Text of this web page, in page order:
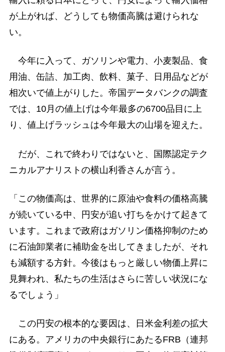
が上がれば、どうしても物価高騰は避けられな
い。
今年に入って、ガソリンや電力、小麦製品、食
用油、缶詰、加工肉、飲料、菓子、日用品などが
相次いで値上がりした。帝国データバンクの調査
では、10月の値上げは今年最多の6700品目に上
り、値上げラッシュは今年最大の山場を迎えた。
だが、これで終わりではないと、国際認定テク
ニカルアナリストの横山利香さんが言う。
「この物価高は、世界的に原油や食料の価格高騰
が続いている中、円安が追い打ちをかけて起きて
います。これまで政府はガソリン価格抑制のため
に石油卸業者に補助金を出してきましたが、それ
も減額する方針。今後はもっと厳しい物価上昇に
見舞われ、私たちの生活はさらに苦しい状況にな
るでしょう」
この円安の根本的な要因は、日米金利差の拡大
にある。アメリカの中央銀行にあたるFRB（連邦